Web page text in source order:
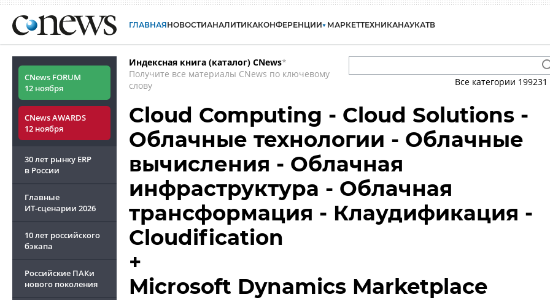
ГЛАВНАЯНОВОСТИАНАЛИТИКАКОНФЕРЕНЦИИ МАРКЕТТЕХНИКАНАУКАТВ
CNews FORUM
12 ноября
CNews AWARDS
12 ноября
30 лет рынку ERP
в России
Главные
ИТ-сценарии 2026
10 лет российского
бэкапа
Российские ПАКи
нового поколения
Индексная книга (каталог) CNews*
Получите все материалы CNews по ключевому
слову
Все категории 199231
Cloud Computing - Cloud Solutions -
Облачные технологии - Облачные
вычисления - Облачная
инфраструктура - Облачная
трансформация - Клаудификация -
Cloudification
+
Microsoft Dynamics Marketplace